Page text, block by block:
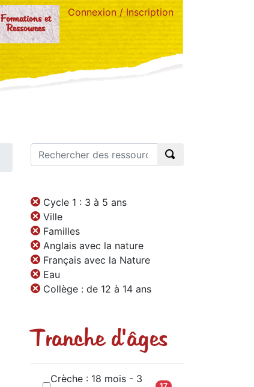
Formations et
Ressources
Connexion / Inscription
Cycle 1 : 3 à 5 ans
Ville
Familles
Anglais avec la nature
Français avec la Nature
Eau
Collège : de 12 à 14 ans
Tranche d'âges
Crèche : 18 mois - 3